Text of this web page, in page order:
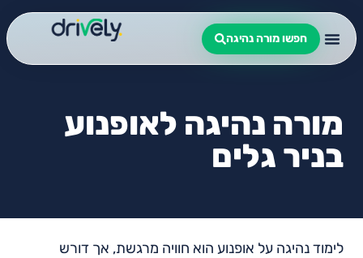
חפשו מורה נהיגה
מורה נהיגה לאופנוע
בניר גלים
לימוד נהיגה על אופנוע הוא חוויה מרגשת, אך דורש